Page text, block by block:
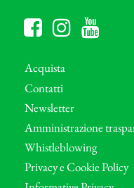
Acquista
Contatti
Newsletter
Amministrazione
Whistleblowing
Privacy e Cookie Policy